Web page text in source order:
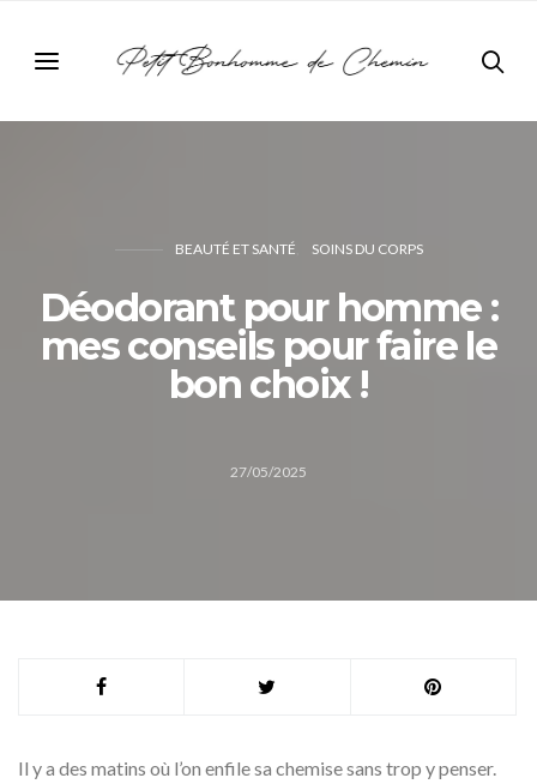
BEAUTÉ ET SANTÉ SOINS DU CORPS
Déodorant pour homme :
mes conseils pour faire le
bon choix !
27/05/2025
Il y a des matins où l’on enfile sa chemise sans trop y penser.